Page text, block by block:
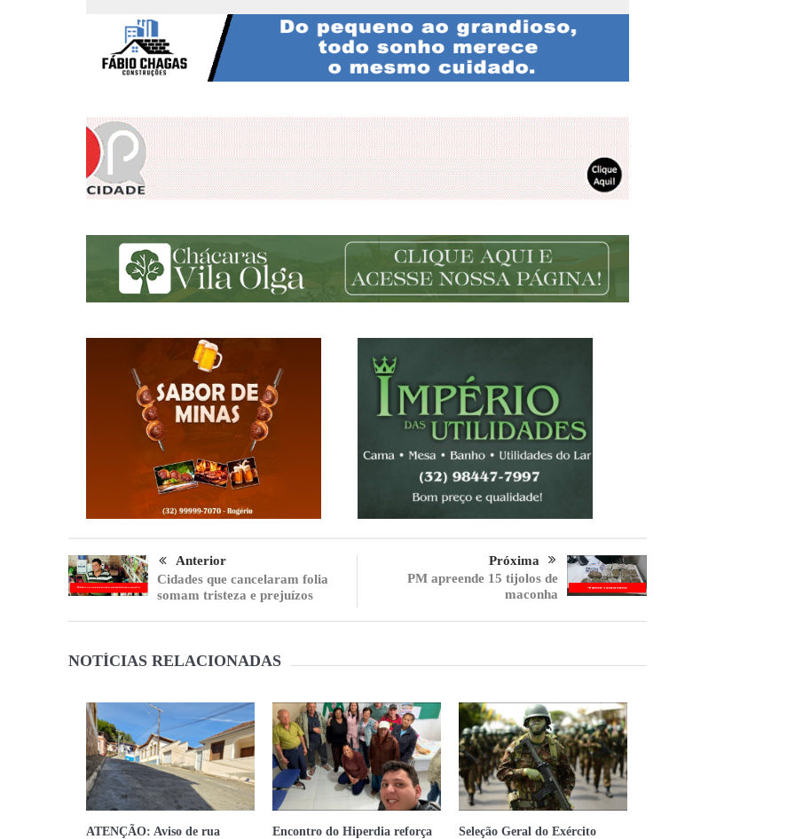
Anterior
Cidades que cancelaram folia
somam tristeza e prejuízos
Próxima
PM apreende 15 tijolos de
maconha
NOTÍCIAS RELACIONADAS
ATENÇÃO: Aviso de rua
Encontro do Hiperdia reforça
Seleção Geral do Exército